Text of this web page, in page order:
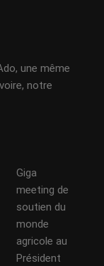
une même
notre
Giga
meeting de
soutien du
monde
agricole au
Président